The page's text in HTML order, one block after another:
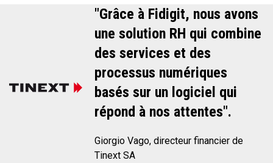
"Grâce à Fidigit, nous avons
une solution RH qui combine
des services et des
processus numériques
basés sur un logiciel qui
répond à nos attentes".
Giorgio Vago, directeur financier de
Tinext SA